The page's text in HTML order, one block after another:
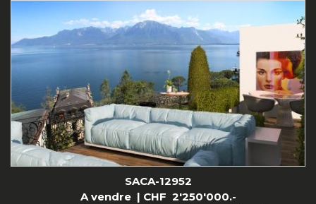
SACA-12952
A vendre | CHF 2'250'000.-